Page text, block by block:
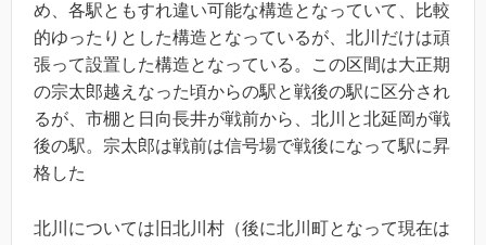
め、各駅ともすれ違い可能な構造となっていて、比較
的ゆったりとした構造となっているが、北川だけは頑
張って設置した構造となっている。この区間は大正期
の宗太郎越えなった頃からの駅と戦後の駅に区分され
るが、市棚と日向長井が戦前から、北川と北延岡が戦
後の駅。宗太郎は戦前は信号場で戦後になって駅に昇
格した
北川については旧北川村（後に北川町となって現在は